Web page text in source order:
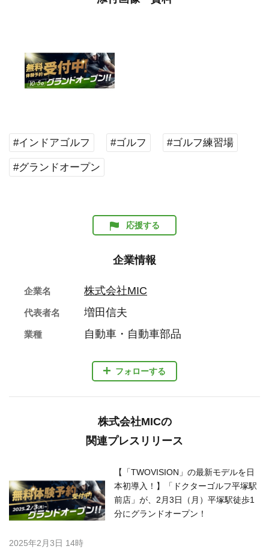
#インドアゴルフ #ゴルフ #ゴルフ練習場
#グランドオープン
応援する
企業情報
フォローする
企業名 株式会社MIC
代表者名 増田信夫
業種 自動車・自動車部品
株式会社MICの
関連プレスリリース
【「TWOVISION」の最新モデルを日
本初導入！】「ドクターゴルフ平塚駅
前店」が、2月3日（月）平塚駅徒歩1
分にグランドオープン！
2025年2月3日 14時